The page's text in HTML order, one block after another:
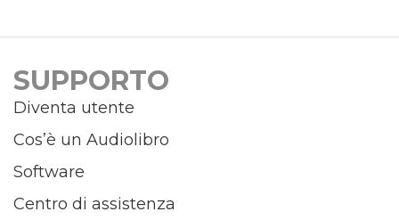
SUPPORTO
Diventa utente
Cos’è un Audiolibro
Software
Centro di assistenza